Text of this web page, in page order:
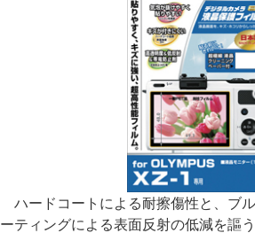
ハードコートによる耐擦傷性と、ブ
ーティングによる表面反射の低減を謳